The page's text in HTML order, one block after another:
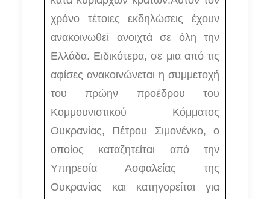
χρόνο τέτοιες εκδηλώσεις έχουν
ανακοινωθεί ανοιχτά σε όλη την
Ελλάδα. Ειδικότερα, σε μια από τις
αφίσες ανακοινώνεται η συμμετοχή
του πρώην προέδρου του
Κομμουνιστικού Κόμματος
Ουκρανίας, Πέτρου Σιμονένκο, ο
οποίος καταζητείται από την
Υπηρεσία Ασφαλείας της
Ουκρανίας και κατηγορείται για